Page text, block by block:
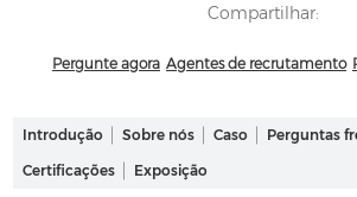
Compartilhar:
Pergunte agora Agentes de recrutamento
Introdução Sobre nós Caso
Perguntas
Certificações
Exposição